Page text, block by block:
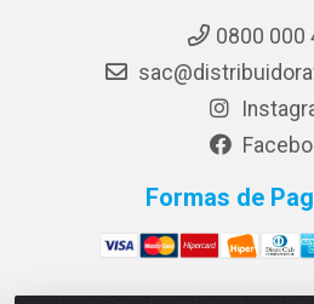
0800 000
Formas de